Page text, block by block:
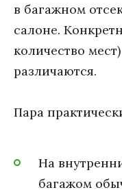
в багажном
салоне.
количество
различаются.
Пара
На
багажом